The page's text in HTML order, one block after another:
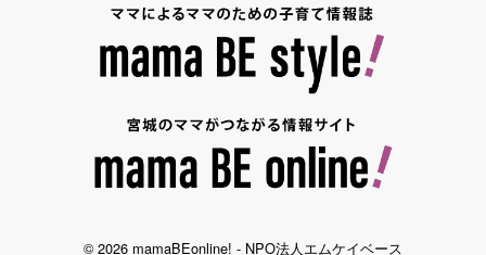
© 2026 mamaBEonline! - NPO法人エムケイベース